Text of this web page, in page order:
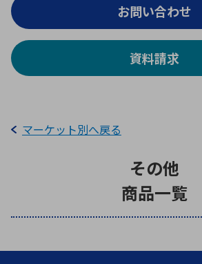
ミリ波レーダー
ブログ｜ここから始まる
製品製造・加工
レーダ・衛星通信
照射
シミュレーター
特定用途向け・その他
V W
お問い合わせ
資料請求
マーケット別へ戻る
その他
商品一覧